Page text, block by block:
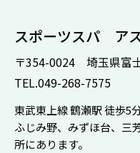
スポーツスパ ア
〒354-0024 埼玉県富
TEL.049-268-7575
東武東上線 鶴瀬駅 徒歩5
ふじみ野、みずほ台、三
所にあります。